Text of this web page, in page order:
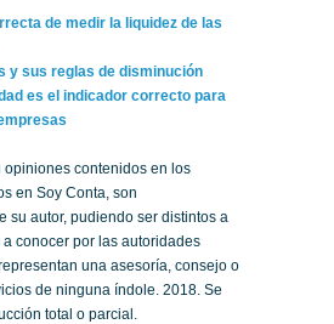
de medir la liquidez de las
y sus reglas de disminución
es el indicador correcto para
opiniones contenidos en los
en Soy Conta, son
su autor, pudiendo ser distintos a
a conocer por las autoridades
una asesoría, consejo o
de ninguna índole. 2018. Se
total o parcial.